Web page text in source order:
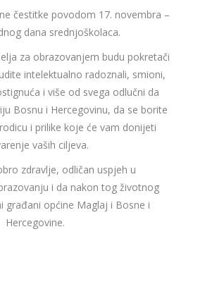
čestitke povodom 17. novembra –
dana srednjoškolaca.
za obrazovanjem budu pokretači
intelektualno radoznali, smioni,
i više od svega odlučni da
Bosnu i Hercegovinu, da se borite
i prilike koje će vam donijeti
vaših ciljeva.
zdravlje, odličan uspjeh u
i da nakon tog životnog
građani općine Maglaj i Bosne i
Hercegovine.